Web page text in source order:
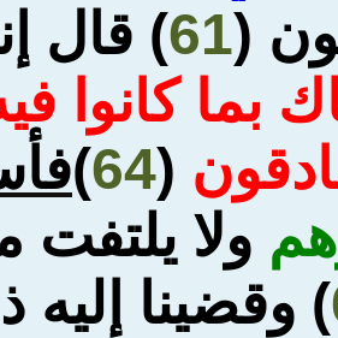
(
61) قال
بما كانوا
(
64
)
ولا يلتفت
) وقضينا إليه